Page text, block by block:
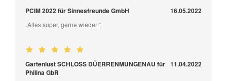
PCIM 2022 für Sinnesfreunde GmbH 16.05.2022
„Alles super, gerne wieder!“
Gartenlust SCHLOSS DÜERRENMUNGENAU für
Philina GbR
11.04.2022